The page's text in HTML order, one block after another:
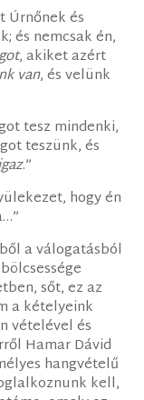
Úrnőnek és
és nemcsak én,
, akiket azért
van, és velünk
tesz mindenki,
teszünk, és
.”
hogy én
a válogatásból
sőt, ez az
a kételyeink
vételével és
Hamar Dávid
hangvételű
kell,